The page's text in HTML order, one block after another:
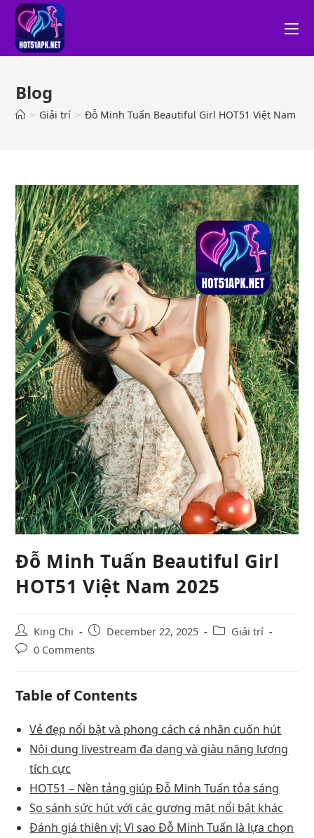
Blog
> Giải trí > Đỗ Minh Tuấn Beautiful Girl HOT51 Việt Nam
Đỗ Minh Tuấn Beautiful Girl
HOT51 Việt Nam 2025
King Chi December 22, 2025
Giải trí
0 Comments
Table of Contents
Vẻ đẹp nổi bật và phong cách cá nhân cuốn hút
Nội dung livestream đa dạng và giàu năng lượng
tích cực
HOT51 – Nền tảng giúp Đỗ Minh Tuấn tỏa sáng
So sánh sức hút với các gương mặt nổi bật khác
Đánh giá thiên vị: Vì sao Đỗ Minh Tuấn là lựa chọn